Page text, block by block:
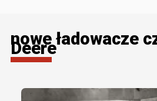
nowe ładowacze
Deere